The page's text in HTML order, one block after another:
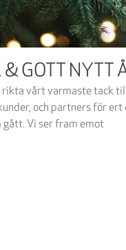
& GOTT NYTT
rikta vårt varmaste tack
och partners för ert
gått. Vi ser fram emot